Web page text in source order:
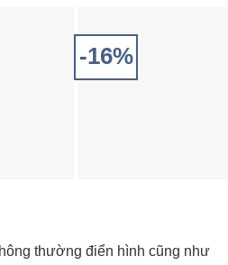
-16%
thường điển hình cũng như